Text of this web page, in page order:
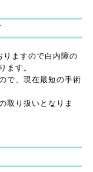
りますので白内障の
ます。
で、現在最短の手術
取り扱いとなりま